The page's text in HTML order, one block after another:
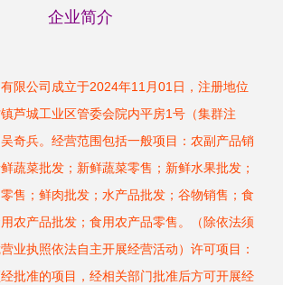
企业简介
限公司成立于2024年11月01日，注册地位
芦城工业区管委会院内平房1号（集群注
奇兵。经营范围包括一般项目：农副产品销
蔬菜批发；新鲜蔬菜零售；新鲜水果批发；
售；鲜肉批发；水产品批发；谷物销售；食
农产品批发；食用农产品零售。（除依法须
业执照依法自主开展经营活动）许可项目：
批准的项目，经相关部门批准后方可开展经